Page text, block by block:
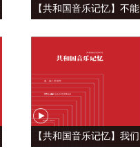
【共和国音乐记忆】不能
原》
【共和国音乐记忆】我们